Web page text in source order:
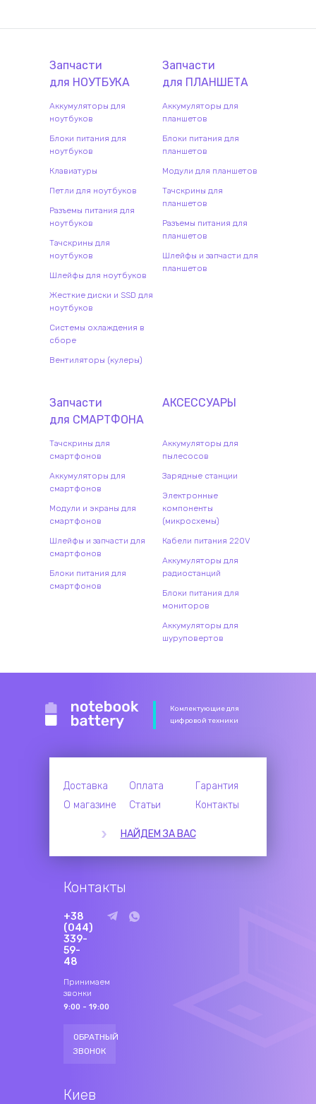
Запчасти
для НОУТБУКА
Аккумуляторы для
ноутбуков
Блоки питания для
ноутбуков
Клавиатуры
Петли для ноутбуков
Разъемы питания для
ноутбуков
Тачскрины для
ноутбуков
Шлейфы для ноутбуков
Жесткие диски и SSD для
ноутбуков
Системы охлаждения в
сборе
Вентиляторы (кулеры)
Запчасти
для ПЛАНШЕТА
Аккумуляторы для
планшетов
Блоки питания для
планшетов
Модули для планшетов
Тачскрины для
планшетов
Разъемы питания для
планшетов
Шлейфы и запчасти для
планшетов
Запчасти
для СМАРТФОНА
Тачскрины для
смартфонов
Аккумуляторы для
смартфонов
Модули и экраны для
смартфонов
Шлейфы и запчасти для
смартфонов
Блоки питания для
смартфонов
АКСЕССУАРЫ
Аккумуляторы для
пылесосов
Зарядные станции
Электронные
компоненты
(микросхемы)
Кабели питания 220V
Аккумуляторы для
радиостанций
Блоки питания для
мониторов
Аккумуляторы для
шуруповертов
Комлектующие для
цифровой техники
Доставка Оплата
Гарантия
О магазине
Статьи Контакты
НАЙДЕМ ЗА ВАС
Контакты
+38
(044)
339-
59-
48
Принимаем
звонки
9:00 - 19:00
ОБРАТНЫЙ
ЗВОНОК
Киев